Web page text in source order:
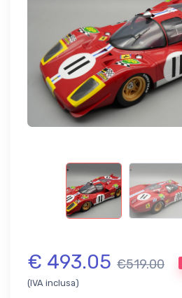
€ 493.05 €519.00
(IVA inclusa)